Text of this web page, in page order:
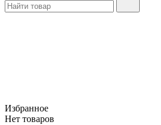
Избранное
Нет товаров